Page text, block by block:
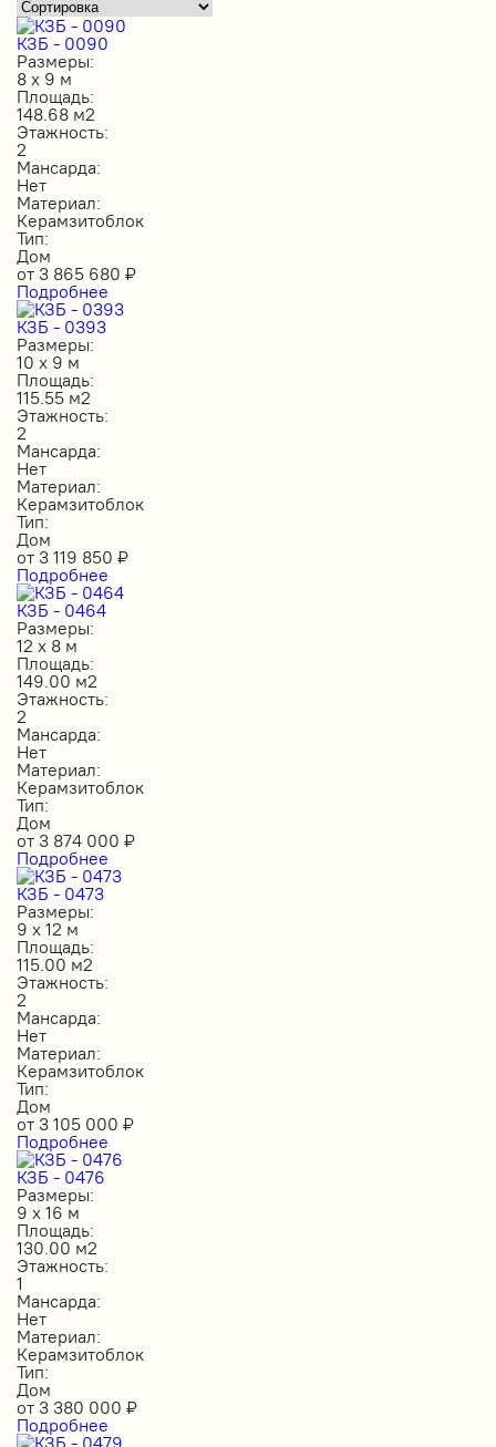
КЗБ - 0090
Размеры:
8 х 9 м
Площадь:
148.68 м2
Этажность:
2
Мансарда:
Нет
Материал:
Керамзитоблок
Тип:
Дом
от 3 865 680 ₽
Подробнее
КЗБ - 0393
Размеры:
10 х 9 м
Площадь:
115.55 м2
Этажность:
2
Мансарда:
Нет
Материал:
Керамзитоблок
Тип:
Дом
от 3 119 850 ₽
Подробнее
КЗБ - 0464
Размеры:
12 х 8 м
Площадь:
149.00 м2
Этажность:
2
Мансарда:
Нет
Материал:
Керамзитоблок
Тип:
Дом
от 3 874 000 ₽
Подробнее
КЗБ - 0473
Размеры:
9 х 12 м
Площадь:
115.00 м2
Этажность:
2
Мансарда:
Нет
Материал:
Керамзитоблок
Тип:
Дом
от 3 105 000 ₽
Подробнее
КЗБ - 0476
Размеры:
9 х 16 м
Площадь:
130.00 м2
Этажность:
1
Мансарда:
Нет
Материал:
Керамзитоблок
Тип:
Дом
от 3 380 000 ₽
Подробнее